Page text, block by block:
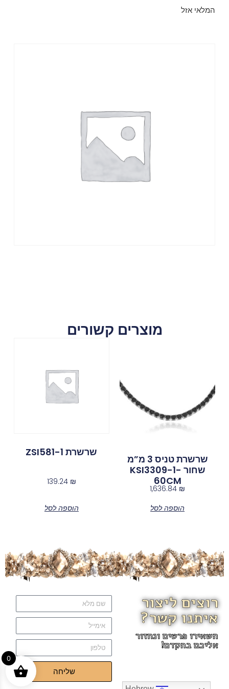
המלאי אזל
מוצרים קשורים
שרשרת טניס 3 מ”מ
שחור KSI3309-1-
60CM
1,636.84 ₪
הוספה לסל
שרשרת ZSI581-1
139.24 ₪
הוספה לסל
רוצים ליצור
איתנו קשר?
השאירו פרטים ונחזור
אליכם בהקדם!
שליחה
0